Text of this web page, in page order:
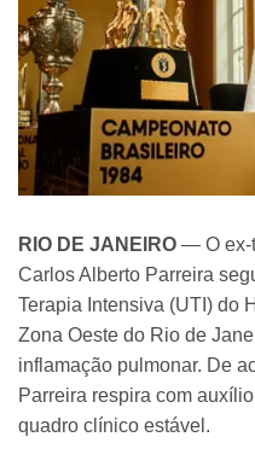
RIO DE JANEIRO — O ex-
Carlos Alberto Parreira
Terapia Intensiva (UTI) do
Zona Oeste do Rio de
inflamação pulmonar. De
Parreira respira com
quadro clínico estável.